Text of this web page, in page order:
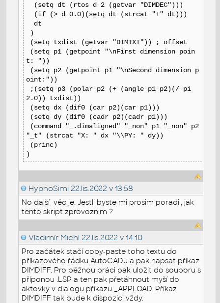
(setq dt (rtos d 2 (getvar "DIMDEC")))
(if (> d 0.0)(setq dt (strcat "+" dt)))
dt
)
(setq txdist (getvar "DIMTXT")) ; offset
(setq p1 (getpoint "\nFirst dimension poin
t: "))
(setq p2 (getpoint p1 "\nSecond dimension p
oint:"))
;(setq p3 (polar p2 (+ (angle p1 p2)(/ pi
2.0)) txdist))
(setq dx (dif0 (car p2)(car p1)))
(setq dy (dif0 (cadr p2)(cadr p1)))
(command "_.dimaligned" "_non" p1 "_non" p2
"_t" (strcat "X: " dx "\\PY: " dy))
(princ)
)
HypnoSimi 22.lis.2022 v 13:58
No další věc je. Jestli byste mi prosim poradil, jak
tento skript zprovoznim ?
Vladimír Michl 22.lis.2022 v 14:10
Pro začátek stačí copy-paste toho textu do
příkazového řádku AutoCADu a pak napsat příkaz
DIMDIFF. Pro běžnou práci pak uložit do souboru s
příponou .LSP a ten pak přetáhnout myší do
aktovky v dialogu příkazu _APPLOAD. Příkaz
DIMDIFF tak bude k dispozici vždy.